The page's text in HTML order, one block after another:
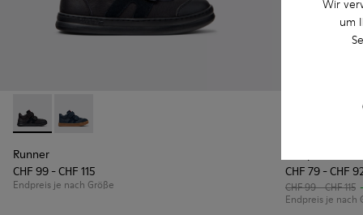
Wir
um
Runner - K900384-002 - Schwarze Sneaker aus Leder und
Runner - K900384-001 - Blaue Leder- und Nubuk-
Runner
CHF 99 - CHF 115
Endpreis je nach Größe
Camper x
CHF 79 - CHF
CHF 99 - CHF 115
Endpreis je nach